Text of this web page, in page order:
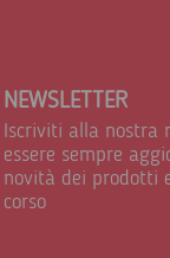
NEWSLETTER
Iscriviti alla nostra
essere sempre
novità dei prodotti
corso